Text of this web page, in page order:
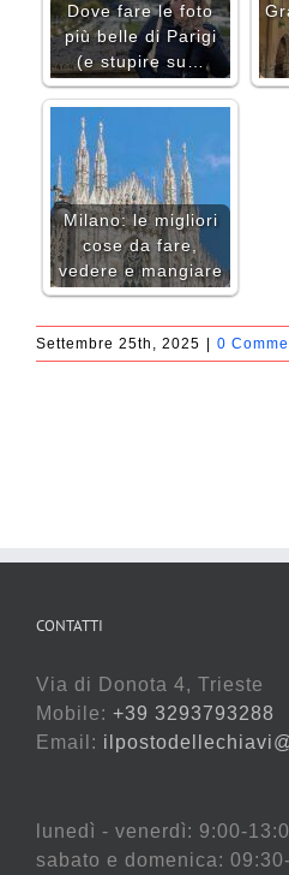
Dove fare le foto
più belle di Parigi
(e stupire su…
Milano: le migliori
cose da fare,
vedere e mangiare
Settembre 25th, 2025 0
CONTATTI
Via di Donota 4, Trieste
Mobile: +39 3293793288
Email:
lunedì - venerdì: 9:00-
sabato e domenica: